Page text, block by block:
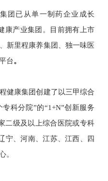
团已从单一制药企业成长
康产业集团。目前拥有上市
新里程康养集团、独一味医
台。
健康集团创建了以三甲综合
科分院”的“1+N”创新服务
二级及以上综合医院或专科
宁、河南、江苏、江西、四
。